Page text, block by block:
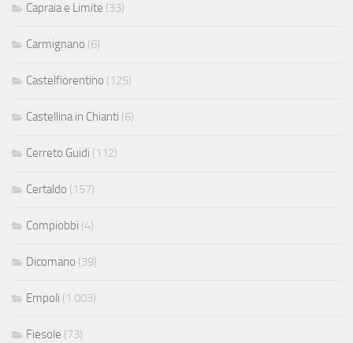
Capraia e Limite (33)
Carmignano (6)
Castelfiorentino (125)
Castellina in Chianti (6)
Cerreto Guidi (112)
Certaldo (157)
Compiobbi (4)
Dicomano (39)
Empoli (1.003)
Fiesole (73)